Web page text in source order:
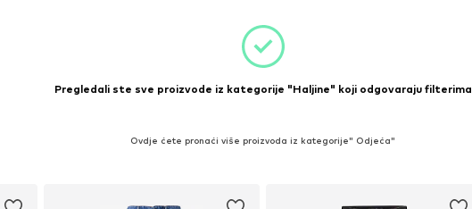
Pregledali ste sve proizvode iz kategorije "Haljine" koji odgovaraju filterima
Ovdje ćete pronaći više proizvoda iz kategorije" Odjeća"